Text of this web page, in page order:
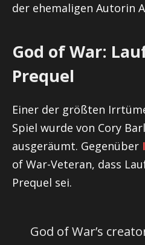
der ehemaligen Autorin
God of War:
Prequel
Einer der größten
Spiel wurde von Cory
ausgeräumt. Gegenüber
of War-Veteran, dass
Prequel sei.
God of War’s